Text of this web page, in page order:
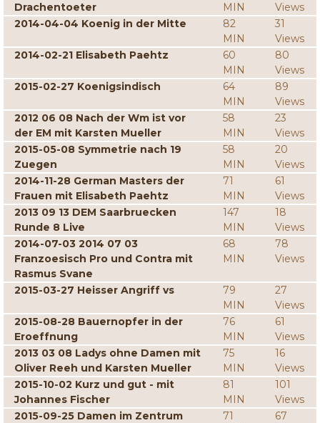
Drachentoeter
MIN
Views
2014-04-04 Koenig in der Mitte
82
MIN
31
Views
2014-02-21 Elisabeth Paehtz
60
MIN
80
Views
2015-02-27 Koenigsindisch
64
MIN
89
Views
2012 06 08 Nach der Wm ist vor
der EM mit Karsten Mueller
58
MIN
23
Views
2015-05-08 Symmetrie nach 19
Zuegen
58
MIN
20
Views
2014-11-28 German Masters der
Frauen mit Elisabeth Paehtz
71
MIN
61
Views
2013 09 13 DEM Saarbruecken
Runde 8 Live
147
MIN
18
Views
2014-07-03 2014 07 03
Franzoesisch Pro und Contra mit
Rasmus Svane
68
MIN
78
Views
2015-03-27 Heisser Angriff vs
79
MIN
27
Views
2015-08-28 Bauernopfer in der
Eroeffnung
76
MIN
61
Views
2013 03 08 Ladys ohne Damen mit
Oliver Reeh und Karsten Mueller
75
MIN
16
Views
2015-10-02 Kurz und gut - mit
Johannes Fischer
81
MIN
101
Views
2015-09-25 Damen im Zentrum
71
67